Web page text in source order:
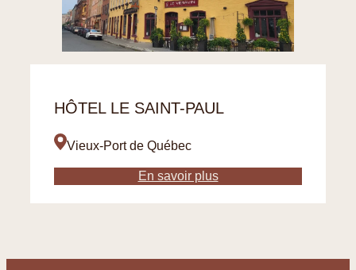
HÔTEL LE SAINT-PAUL
Vieux-Port de Québec
En savoir plus